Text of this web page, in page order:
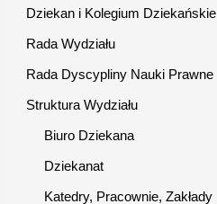
Dziekan i Kolegium Dziekańskie
Rada Wydziału
Rada Dyscypliny Nauki Prawne
Struktura Wydziału
Biuro Dziekana
Dziekanat
Katedry, Pracownie, Zakłady